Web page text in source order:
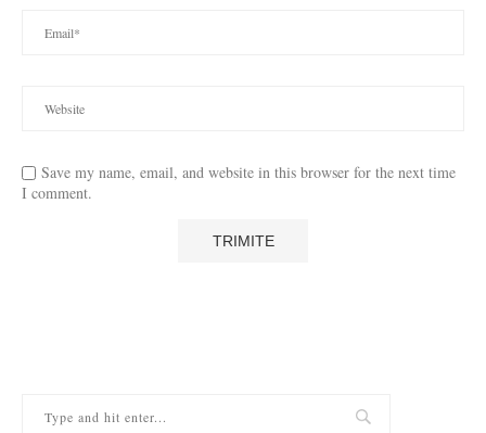
Save my name, email, and website in this browser for the next time
I comment.